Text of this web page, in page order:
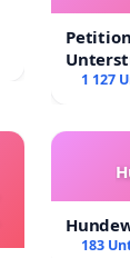
1 127
183